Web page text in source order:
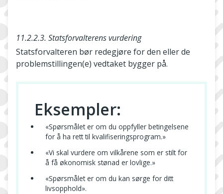
11.2.2.3. Statsforvalterens vurdering
Statsforvalteren bør redegjøre for den eller de
problemstillingen(e) vedtaket bygger på.
Eksempler:
«Spørsmålet er om du oppfyller betingelsene
for å ha rett til kvalifiseringsprogram.»
«Vi skal vurdere om vilkårene som er stilt for
å få økonomisk stønad er lovlige.»
«Spørsmålet er om du kan sørge for ditt
livsopphold».